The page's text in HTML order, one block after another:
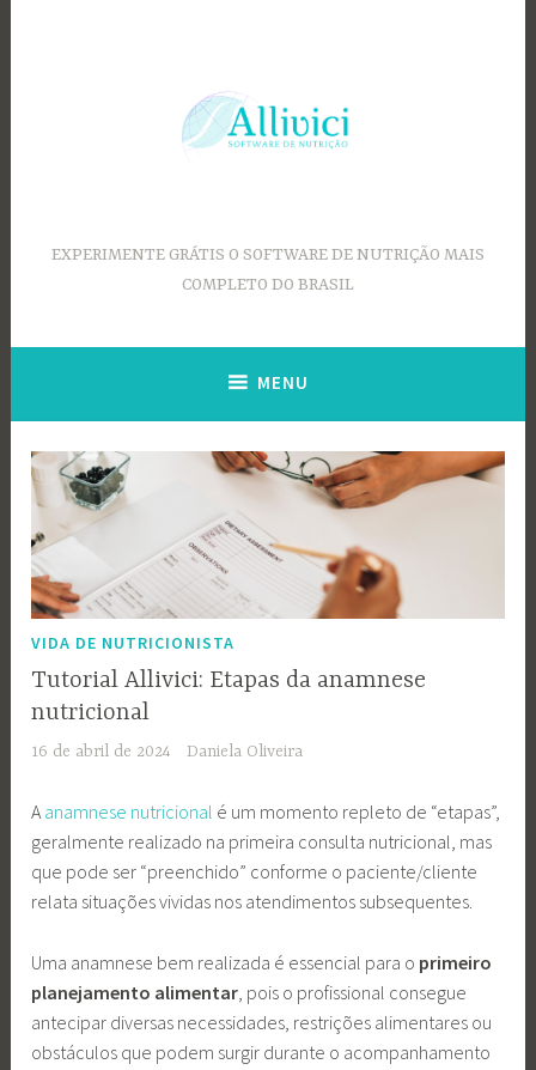
EXPERIMENTE GRÁTIS O SOFTWARE DE NUTRIÇÃO MAIS
COMPLETO DO BRASIL
MENU
VIDA DE NUTRICIONISTA
Tutorial Allivici: Etapas da anamnese
nutricional
16 de abril de 2024 Daniela Oliveira
A anamnese nutricional é um momento repleto de “etapas”,
geralmente realizado na primeira consulta nutricional, mas
que pode ser “preenchido” conforme o paciente/cliente
relata situações vividas nos atendimentos subsequentes.
Uma anamnese bem realizada é essencial para o primeiro
planejamento alimentar , pois o profissional consegue
antecipar diversas necessidades, restrições alimentares ou
obstáculos que podem surgir durante o acompanhamento